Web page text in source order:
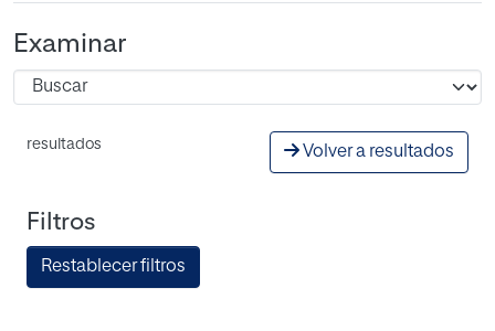
Examinar
resultados Volver a resultados
Filtros
Restablecer filtros